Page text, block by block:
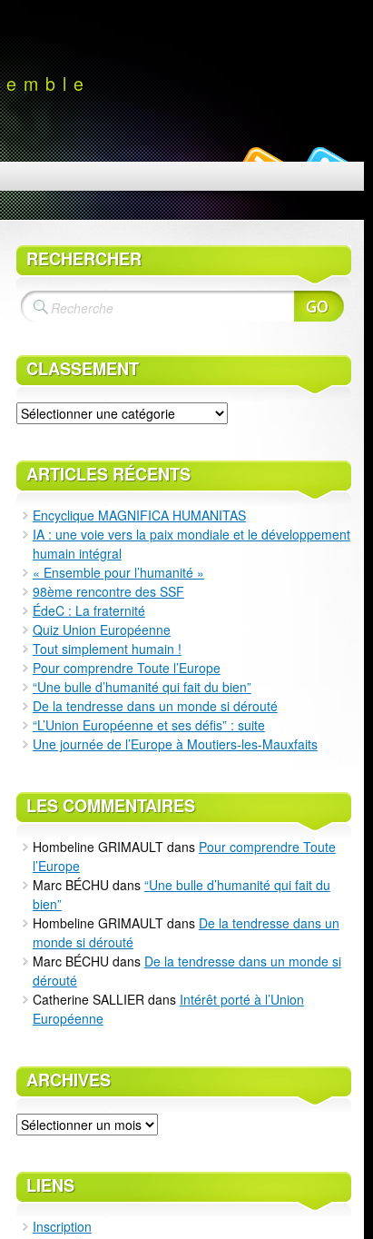
RECHERCHER
CLASSEMENT
Classement
ARTICLES RÉCENTS
Encyclique MAGNIFICA HUMANITAS
IA : une voie vers la paix mondiale et le développement
humain intégral
« Ensemble pour l’humanité »
98ème rencontre des SSF
ÉdeC : La fraternité
Quiz Union Européenne
Tout simplement humain !
Pour comprendre Toute l’Europe
“Une bulle d’humanité qui fait du bien”
De la tendresse dans un monde si dérouté
“L’Union Européenne et ses défis” : suite
Une journée de l’Europe à Moutiers-les-Mauxfaits
LES COMMENTAIRES
Hombeline GRIMAULTdans Pour comprendre Toute
l’Europe
Marc BÉCHU dans “Une bulle d’humanité qui fait du
bien”
Hombeline GRIMAULTdans De la tendresse dans un
monde si dérouté
Marc BÉCHU dans De la tendresse dans un monde si
dérouté
Catherine SALLIER dans Intérêt porté à l’Union
Européenne
ARCHIVES
Archives
LIENS
Inscription